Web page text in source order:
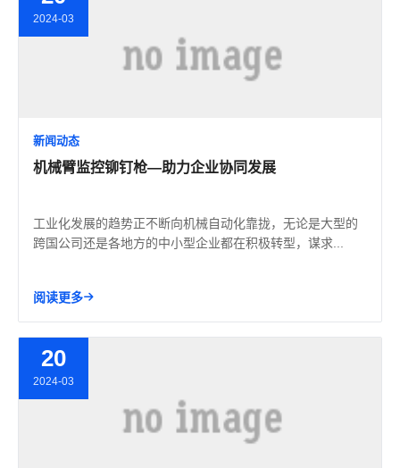
2024-03
新闻动态
机械臂监控铆钉枪—助力企业协同发展
工业化发展的趋势正不断向机械自动化靠拢，无论是大型的
跨国公司还是各地方的中小型企业都在积极转型，谋求...
阅读更多
20
2024-03